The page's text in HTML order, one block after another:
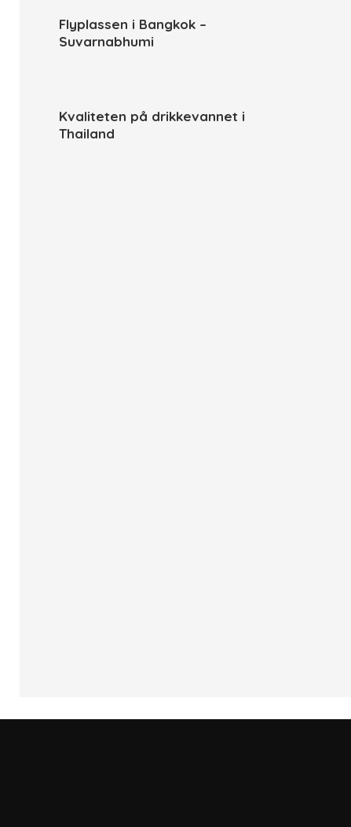
Flyplassen i Bangkok –
Suvarnabhumi
Kvaliteten på drikkevannet i
Thailand